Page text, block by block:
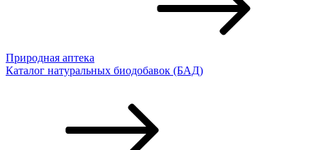
Природная аптека
Каталог натуральных биодобавок (БАД)